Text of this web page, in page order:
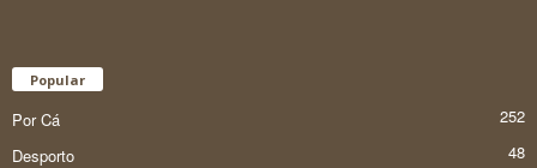
Popular
Por Cá
252
Desporto
48